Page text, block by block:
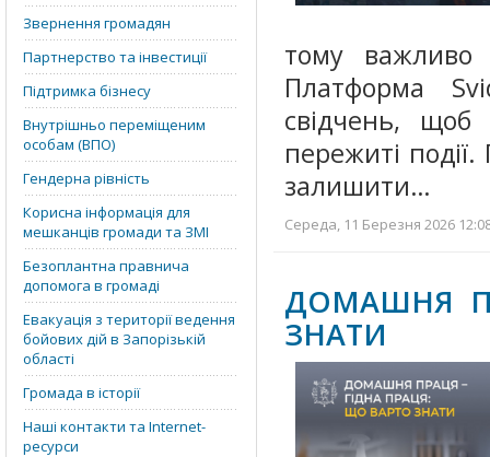
Звернення громадян
Партнерство та інвестиції
Підтримка бізнесу
Внутрішньо переміщеним
особам (ВПО)
Гендерна рівність
Корисна інформація для
мешканців громади та ЗМІ
Безоплантна правнича
допомога в громаді
Евакуація з території ведення
бойових дій в Запорізькій
області
Громада в історії
Наші контакти та Internet-
ресурси
тому важливо
Платформа
свідчень, щоб
пережиті
залишити…
Середа, 11 Березня 2026
ДОМАШНЯ
ЗНАТИ